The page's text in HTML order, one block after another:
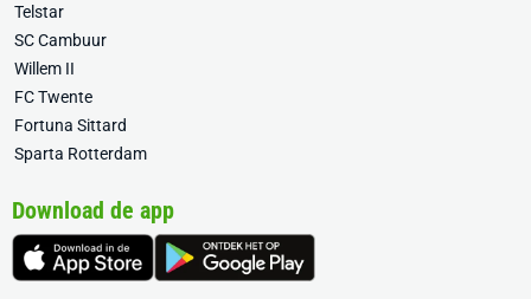
Telstar
SC Cambuur
Willem II
FC Twente
Fortuna Sittard
Sparta Rotterdam
Download de app